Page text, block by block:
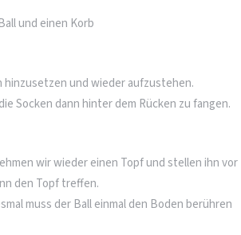
und einen Korb
und wieder aufzustehen.
dann hinter dem Rücken zu fangen.
wir wieder einen Topf und stellen ihn vor
den Topf treffen.
muss der Ball einmal den Boden berühren